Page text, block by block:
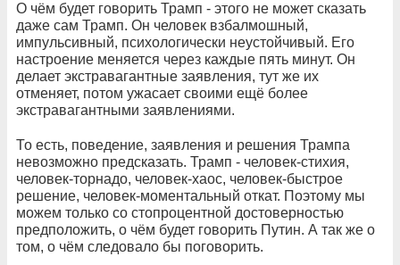
О чём будет говорить Трамп - этого не может сказать
даже сам Трамп. Он человек взбалмошный,
импульсивный, психологически неустойчивый. Его
настроение меняется через каждые пять минут. Он
делает экстравагантные заявления, тут же их
отменяет, потом ужасает своими ещё более
экстравагантными заявлениями.
То есть, поведение, заявления и решения Трампа
невозможно предсказать. Трамп - человек-стихия,
человек-торнадо, человек-хаос, человек-быстрое
решение, человек-моментальный откат. Поэтому мы
можем только со стопроцентной достоверностью
предположить, о чём будет говорить Путин. А так же о
том, о чём следовало бы поговорить.